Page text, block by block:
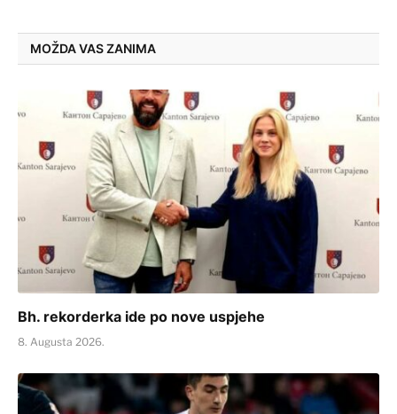
MOŽDA VAS ZANIMA
Bh. rekorderka ide po nove uspjehe
8. Augusta 2026.